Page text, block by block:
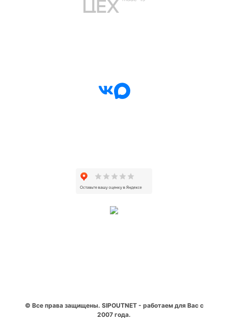
© Все права защищены. SIPOUTNET - работаем для Вас с
2007 года.